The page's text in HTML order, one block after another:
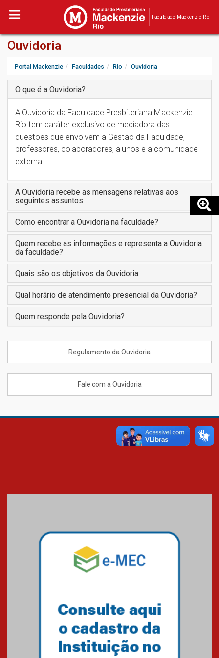
Faculdade Mackenzie Rio
Ouvidoria
Portal Mackenzie Faculdades Rio Ouvidoria
O que é a Ouvidoria?
A Ouvidoria da Faculdade Presbiteriana Mackenzie
Rio tem caráter exclusivo de mediadora das
questões que envolvem a Gestão da Faculdade,
professores, colaboradores, alunos e a comunidade
externa.
A Ouvidoria recebe as mensagens relativas aos
seguintes assuntos
Como encontrar a Ouvidoria na faculdade?
Quem recebe as informações e representa a Ouvidoria
da faculdade?
Quais são os objetivos da Ouvidoria:
Qual horário de atendimento presencial da Ouvidoria?
Quem responde pela Ouvidoria?
Regulamento da Ouvidoria
Fale com a Ouvidoria